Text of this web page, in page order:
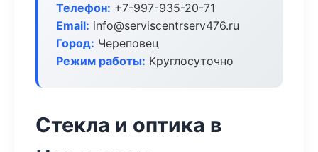
Телефон: +7-997-935-20-71
Email: info@serviscentrserv476.ru
Город: Череповец
Режим работы: Круглосуточно
Стекла и оптика в